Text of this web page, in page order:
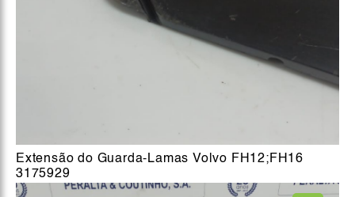
Extensão do Guarda-Lamas Volvo FH12;FH16
3175929